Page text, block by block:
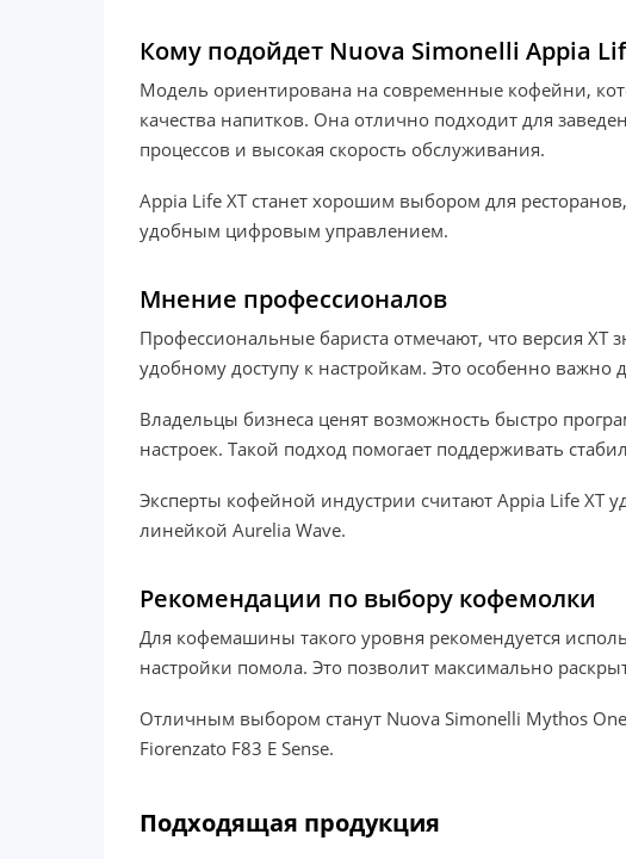
Кому подойдет Nuova Simonelli Appia
Модель ориентирована на современные кофейни,
качества напитков. Она отлично подходит для
процессов и высокая скорость обслуживания.
Appia Life XT станет хорошим выбором для
удобным цифровым управлением.
Мнение профессионалов
Профессиональные бариста отмечают, что версия
удобному доступу к настройкам. Это особенно важно
Владельцы бизнеса ценят возможность быстро
настроек. Такой подход помогает поддерживать
Эксперты кофейной индустрии считают Appia Life
линейкой Aurelia Wave.
Рекомендации по выбору кофемолки
Для кофемашины такого уровня рекомендуется
настройки помола. Это позволит максимально
Отличным выбором станут Nuova Simonelli Mythos
Fiorenzato F83 E Sense.
Подходящая продукция